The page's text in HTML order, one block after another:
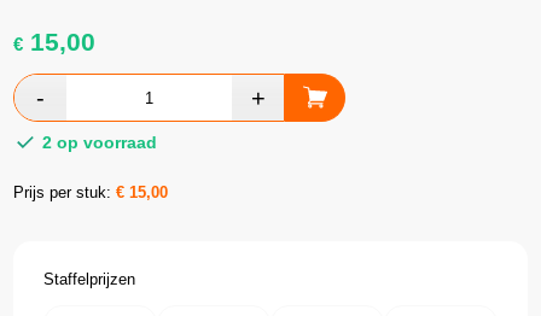
€ 15,00
2 op voorraad
Prijs per stuk:€15,00
Staffelprijzen